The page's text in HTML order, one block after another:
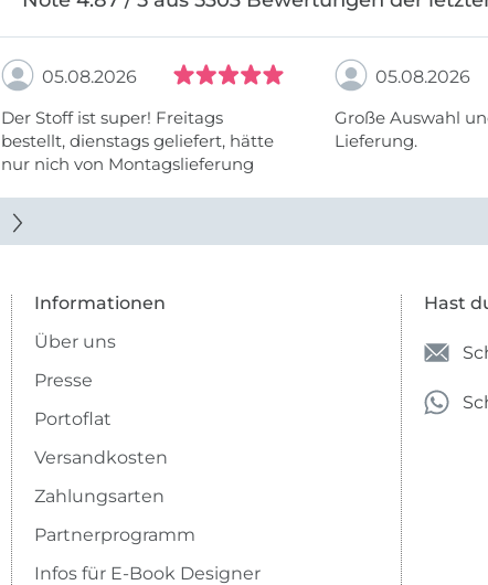
05.08.2026
Der Stoff ist super! Freitags
bestellt, dienstags geliefert, hätte
nur nich von Montagslieferung
05.08.2026
Große Auswahl
Lieferung.
Informationen
Über uns
Presse
Portoflat
Versandkosten
Zahlungsarten
Partnerprogramm
Infos für E-Book Designer
Hast